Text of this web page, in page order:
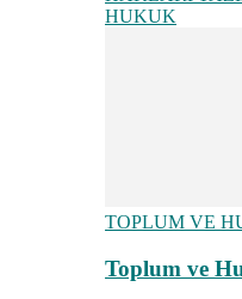
HUKUK
TOPLUM VE
Toplum ve